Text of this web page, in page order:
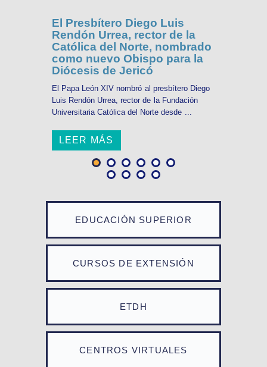
EDUCACIÓN SUPERIOR
CURSOS DE EXTENSIÓN
ETDH
CENTROS VIRTUALES
El Presbítero Diego Luis
Rendón Urrea, rector de la
Católica del Norte, nombrado
como nuevo Obispo para la
Diócesis de Jericó
El Papa León XIV nombró al presbítero Diego
Luis Rendón Urrea, rector de la Fundación
Universitaria Católica del Norte desde ...
LEER MÁS